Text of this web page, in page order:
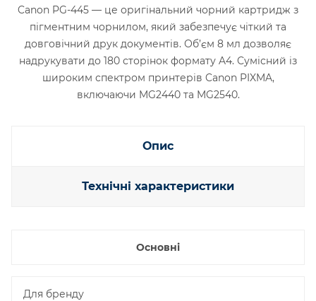
Canon PG-445 — це оригінальний чорний картридж з
пігментним чорнилом, який забезпечує чіткий та
довговічний друк документів. Об’єм 8 мл дозволяє
надрукувати до 180 сторінок формату A4. Сумісний із
широким спектром принтерів Canon PIXMA,
включаючи MG2440 та MG2540.​
Опис
Технічні характеристики
Основні
Для бренду